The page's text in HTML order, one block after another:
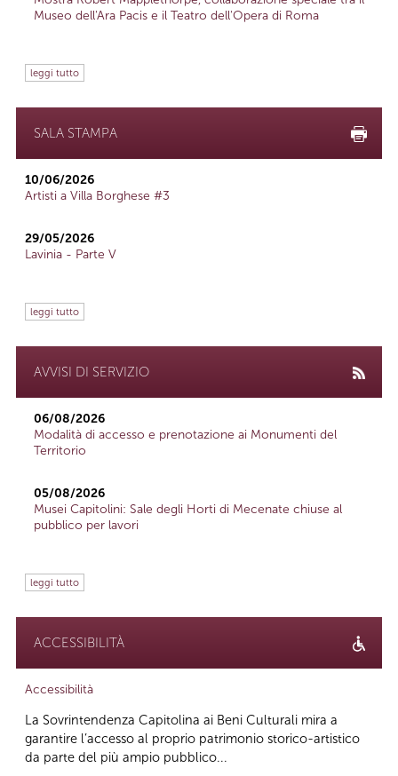
Museo dell'Ara Pacis e il Teatro dell'Opera di Roma
leggi tutto
SALA STAMPA
10/06/2026
Artisti a Villa Borghese #3
29/05/2026
Lavinia - Parte V
leggi tutto
AVVISI DI SERVIZIO
06/08/2026
Modalità di accesso e prenotazione ai Monumenti del
Territorio
05/08/2026
Musei Capitolini: Sale degli Horti di Mecenate chiuse al
pubblico per lavori
leggi tutto
ACCESSIBILITÀ
Accessibilità
La Sovrintendenza Capitolina ai Beni Culturali mira a
garantire l’accesso al proprio patrimonio storico-artistico
da parte del più ampio pubblico...